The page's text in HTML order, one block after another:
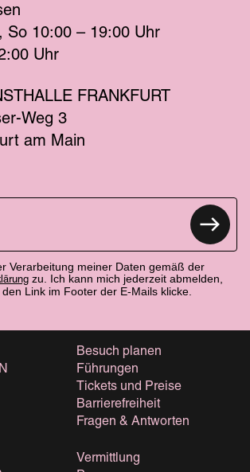
So 10:00 – 19:00 Uhr
Uhr
FRANKFURT
Weg 3
am Main
Verarbeitung meiner Daten gemäß der
zu. Ich kann mich jederzeit abmelden,
Link im Footer der E-Mails klicke.
Besuch planen
Führungen
Tickets und Preise
Barrierefreiheit
Fragen & Antworten
Vermittlung